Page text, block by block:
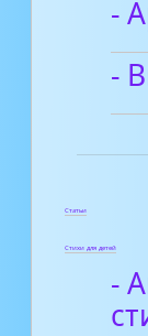
-
-
Статьи
Стихи для детей
-